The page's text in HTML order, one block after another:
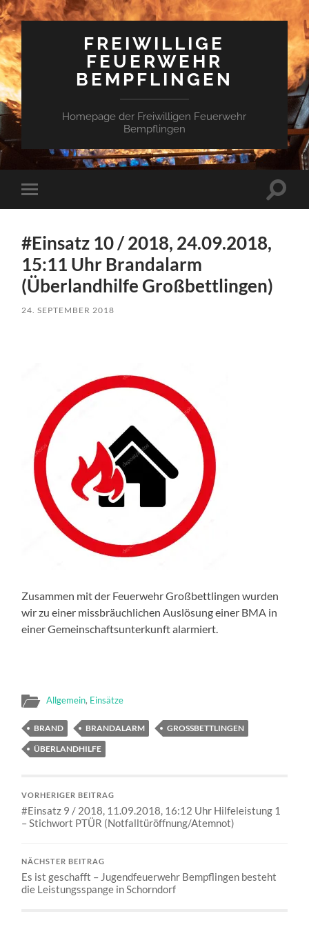
FREIWILLIGE
FEUERWEHR
BEMPFLINGEN
Homepage der Freiwilligen Feuerwehr
Bempflingen
Mobile-
Menü
#Einsatz 10 / 2018, 24.09.2018,
15:11 Uhr Brandalarm
(Überlandhilfe Großbettlingen)
24. SEPTEMBER 2018
Zusammen mit der Feuerwehr Großbettlingen wurden
wir zu einer missbräuchlichen Auslösung einer BMA in
einer Gemeinschaftsunterkunft alarmiert.
Allgemein, Einsätze
BRAND BRANDALARM
GROSSBETTLINGEN
ÜBERLANDHILFE
VORHERIGER BEITRAG
#Einsatz 9 / 2018, 11.09.2018, 16:12 Uhr Hilfeleistung 1
– Stichwort PTÜR (Notfalltüröffnung/Atemnot)
NÄCHSTER BEITRAG
Es ist geschafft – Jugendfeuerwehr Bempflingen besteht
die Leistungsspange in Schorndorf